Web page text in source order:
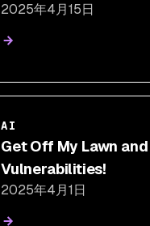
America
2025年4月15日
AI
Get Off My Lawn and
Vulnerabilities!
2025年4月1日